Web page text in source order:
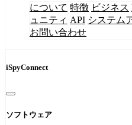
について 特徴 ビジネス
ュニティ API システム
お問い合わせ
iSpyConnect
ソフトウェア